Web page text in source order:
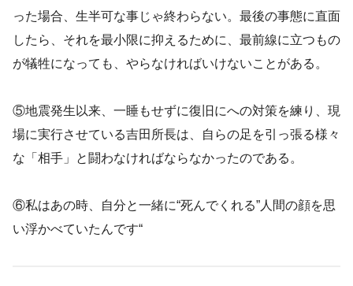
った場合、生半可な事じゃ終わらない。最後の事態に直面
したら、それを最小限に抑えるために、最前線に立つもの
が犠牲になっても、やらなければいけないことがある。
⑤地震発生以来、一睡もせずに復旧にへの対策を練り、現
場に実行させている吉田所長は、自らの足を引っ張る様々
な「相手」と闘わなければならなかったのである。
⑥私はあの時、自分と一緒に“死んでくれる”人間の顔を思
い浮かべていたんです“